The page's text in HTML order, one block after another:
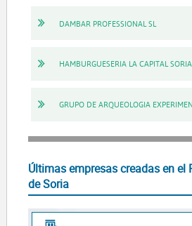
DAMBAR PROFESSIONAL SL
HAMBURGUESERIA LA CAPITAL
GRUPO DE ARQUEOLOGIA
Últimas empresas creadas en el
de Soria